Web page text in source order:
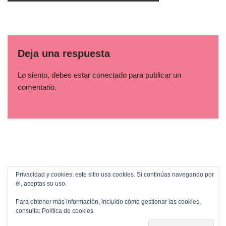
Deja una respuesta
Lo siento, debes estar conectado para publicar un
comentario.
Privacidad y cookies: este sitio usa cookies. Si continúas navegando por
él, aceptas su uso.
Para obtener más información, incluido cómo gestionar las cookies,
consulta: Política de cookies